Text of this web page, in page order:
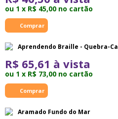
ou 1 x R$ 45,00 no cartão
Aprendendo Braille - Quebra-
R$ 65,61 à vista
ou 1 x R$ 73,00 no cartão
Aramado Fundo do Mar